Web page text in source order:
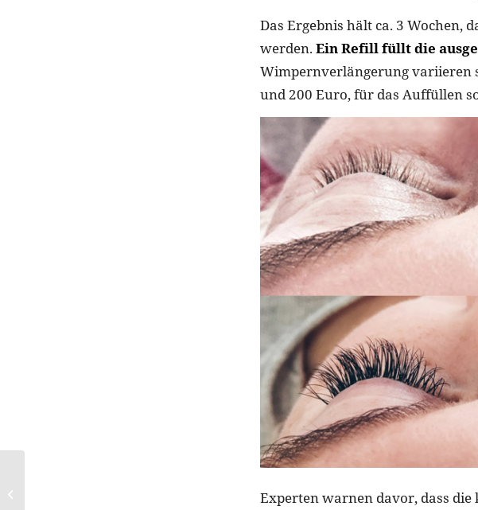
Das Ergebnis hält ca. 3 Wochen,
werden. Ein Refill füllt die
Wimpernverlängerung variieren
und 200 Euro, für das Auffüllen
Experten warnen davor, dass